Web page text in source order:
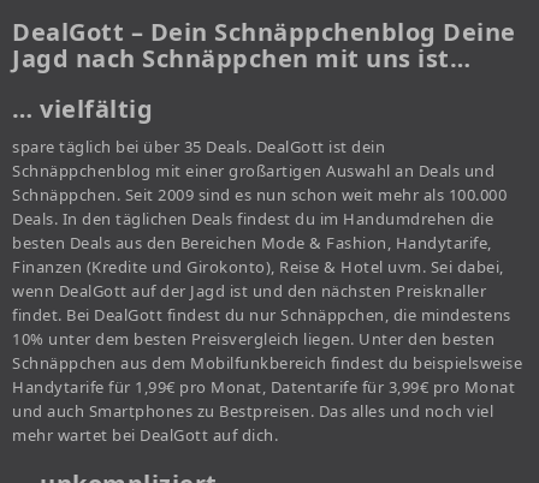
DealGott – Dein Schnäppchenblog Deine
Jagd nach Schnäppchen mit uns ist…
… vielfältig
spare täglich bei über 35 Deals. DealGott ist dein
Schnäppchenblog mit einer großartigen Auswahl an Deals und
Schnäppchen. Seit 2009 sind es nun schon weit mehr als 100.000
Deals. In den täglichen Deals findest du im Handumdrehen die
besten Deals aus den Bereichen Mode & Fashion, Handytarife,
Finanzen (Kredite und Girokonto), Reise & Hotel uvm. Sei dabei,
wenn DealGott auf der Jagd ist und den nächsten Preisknaller
findet. Bei DealGott findest du nur Schnäppchen, die mindestens
10% unter dem besten Preisvergleich liegen. Unter den besten
Schnäppchen aus dem Mobilfunkbereich findest du beispielsweise
Handytarife für 1,99€ pro Monat, Datentarife für 3,99€ pro Monat
und auch Smartphones zu Bestpreisen. Das alles und noch viel
mehr wartet bei DealGott auf dich.